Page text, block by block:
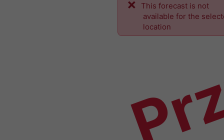
This forecast is not
available for the
location